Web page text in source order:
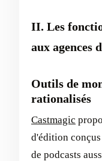
II. Les
aux agences
Outils de
rationalisés
Castmagic
d'édition
de podcasts